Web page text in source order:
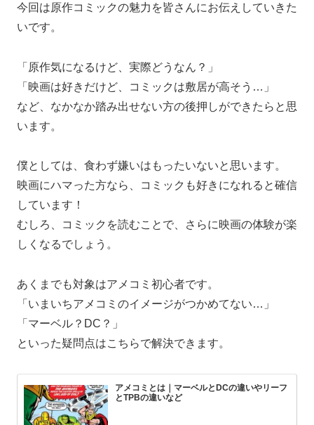
今回は原作コミックの魅力を皆さんにお伝えしていきた
いです。
「原作気になるけど、実際どうなん？」
「映画は好きだけど、コミックは敷居が高そう…」
など、なかなか踏み出せない方の後押しができたらと思
います。
僕としては、食わず嫌いはもったいないと思います。
映画にハマった方なら、コミックも好きになれると確信
しています！
むしろ、コミックを読むことで、さらに映画の体験が楽
しくなるでしょう。
あくまでも対象はアメコミ初心者です。
「いまいちアメコミのイメージがつかめてない…」
「マーベル？DC？」
といった疑問点はこちらで解決できます。
アメコミとは｜マーベルとDCの違いやリーフ
とTPBの違いなど